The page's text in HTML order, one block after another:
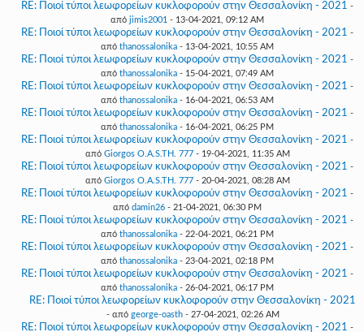
RE: Ποιοί τύποι λεωφορείων κυκλοφορούν στην Θεσσαλονίκη - 2021 -
από jimis2001 - 13-04-2021, 09:12 AM
RE: Ποιοί τύποι λεωφορείων κυκλοφορούν στην Θεσσαλονίκη - 2021 -
από thanossalonika - 13-04-2021, 10:55 AM
RE: Ποιοί τύποι λεωφορείων κυκλοφορούν στην Θεσσαλονίκη - 2021 -
από thanossalonika - 15-04-2021, 07:49 AM
RE: Ποιοί τύποι λεωφορείων κυκλοφορούν στην Θεσσαλονίκη - 2021 -
από thanossalonika - 16-04-2021, 06:53 AM
RE: Ποιοί τύποι λεωφορείων κυκλοφορούν στην Θεσσαλονίκη - 2021 -
από thanossalonika - 16-04-2021, 06:25 PM
RE: Ποιοί τύποι λεωφορείων κυκλοφορούν στην Θεσσαλονίκη - 2021 -
από Giorgos O.A.S.TH. 777- 19-04-2021, 11:35 AM
RE: Ποιοί τύποι λεωφορείων κυκλοφορούν στην Θεσσαλονίκη - 2021 -
από Giorgos O.A.S.TH. 777- 20-04-2021, 08:28 AM
RE: Ποιοί τύποι λεωφορείων κυκλοφορούν στην Θεσσαλονίκη - 2021 -
από damin26 - 21-04-2021, 06:30 PM
RE: Ποιοί τύποι λεωφορείων κυκλοφορούν στην Θεσσαλονίκη - 2021 -
από thanossalonika - 22-04-2021, 06:21 PM
RE: Ποιοί τύποι λεωφορείων κυκλοφορούν στην Θεσσαλονίκη - 2021 -
από thanossalonika - 23-04-2021, 02:18 PM
RE: Ποιοί τύποι λεωφορείων κυκλοφορούν στην Θεσσαλονίκη - 2021 -
από thanossalonika - 26-04-2021, 06:17 PM
RE: Ποιοί τύποι λεωφορείων κυκλοφορούν στην Θεσσαλονίκη - 2021
- από george-oasth- 27-04-2021, 02:26 AM
RE: Ποιοί τύποι λεωφορείων κυκλοφορούν στην Θεσσαλονίκη - 2021 -